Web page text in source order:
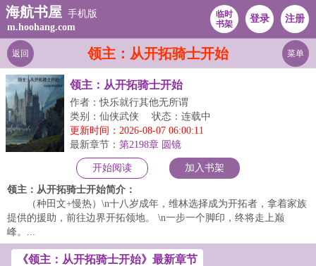
海航书屋 手机版
m.hoohang.com
临时
书架
登录 注册
领主：从开拓骑士开始
返回 菜单
领主：从开拓骑士开始
作者：快乐就行其他无所谓
类别：仙侠武侠
状态：连载中
更新时间：2026-08-07 06:00:11
最新章节： 第2198章 圆镜
开始阅读 加入书架
领主：从开拓骑士开始简介：
（种田文+慢热）\n十八岁成年，维林选择成为开拓者，拿着家族
提供的援助，前往边界开拓领地。 \n一步一个脚印，终将走上巅
峰。...
《领主：从开拓骑士开始》最新章节